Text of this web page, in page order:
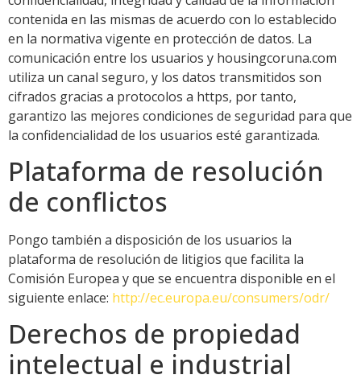
contenida en las mismas de acuerdo con lo establecido
en la normativa vigente en protección de datos. La
comunicación entre los usuarios y housingcoruna.com
utiliza un canal seguro, y los datos transmitidos son
cifrados gracias a protocolos a https, por tanto,
garantizo las mejores condiciones de seguridad para que
la confidencialidad de los usuarios esté garantizada.
Plataforma de resolución
de conflictos
Pongo también a disposición de los usuarios la
plataforma de resolución de litigios que facilita la
Comisión Europea y que se encuentra disponible en el
siguiente enlace: http://ec.europa.eu/consumers/odr/
Derechos de propiedad
intelectual e industrial